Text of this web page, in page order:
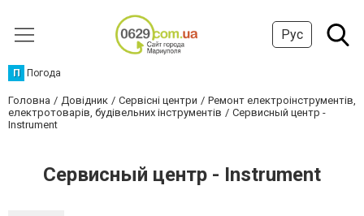
Рус
П Погода
Головна Довідник Сервісні центри
Ремонт електроінструментів,
електротоварів, будівельних інструментів
Сервисный центр -
Instrument
Сервисный центр - Instrument